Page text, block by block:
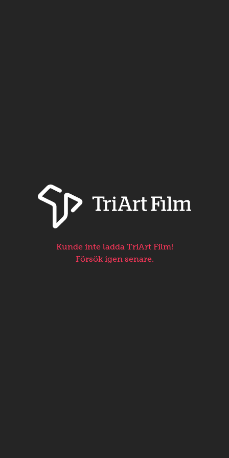
Kunde inte ladda TriArt Film!
Försök igen senare.